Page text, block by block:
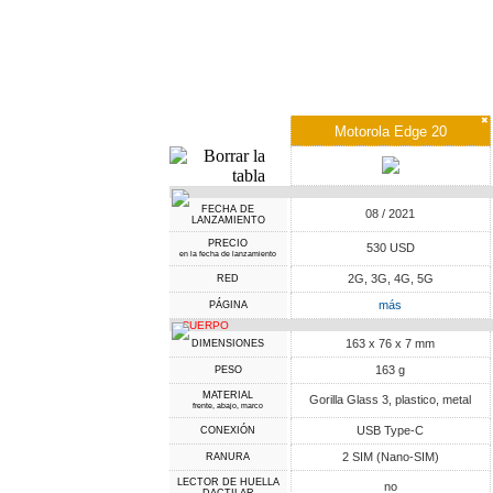
✖
Motorola Edge 20
FECHA DE
LANZAMIENTO
08 / 2021
PRECIO
en la fecha de lanzamiento 530 USD
RED 2G, 3G, 4G, 5G
PÁGINA más
CUERPO
DIMENSIONES 163 x 76 x 7 mm
PESO 163 g
MATERIAL
frente, abajo, marco Gorilla Glass 3, plastico, metal
CONEXIÓN USB Type-C
RANURA 2 SIM (Nano-SIM)
LECTOR DE HUELLA
no